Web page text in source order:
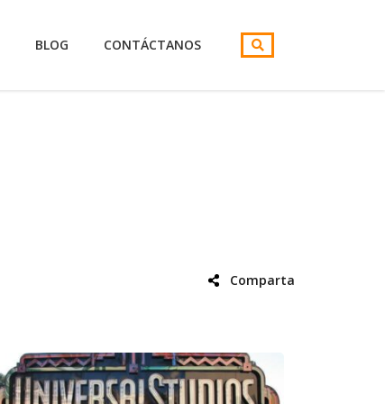
BLOG CONTÁCTANOS
Comparta